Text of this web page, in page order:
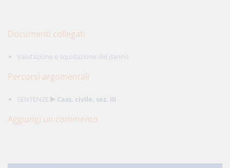
Documenti collegati
Valutazione e liquidazione del danno
Percorsi argomentali
SENTENZE Cass. civile, sez. III
Aggiungi un commento